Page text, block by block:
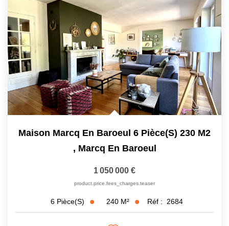
Maison Marcq En Baroeul 6 Pièce(s) 230 M2
, Marcq En Baroeul
1 050 000 €
product.price.fees_charges.teaser
6 Pièce(s) 240 M² Réf : 2684